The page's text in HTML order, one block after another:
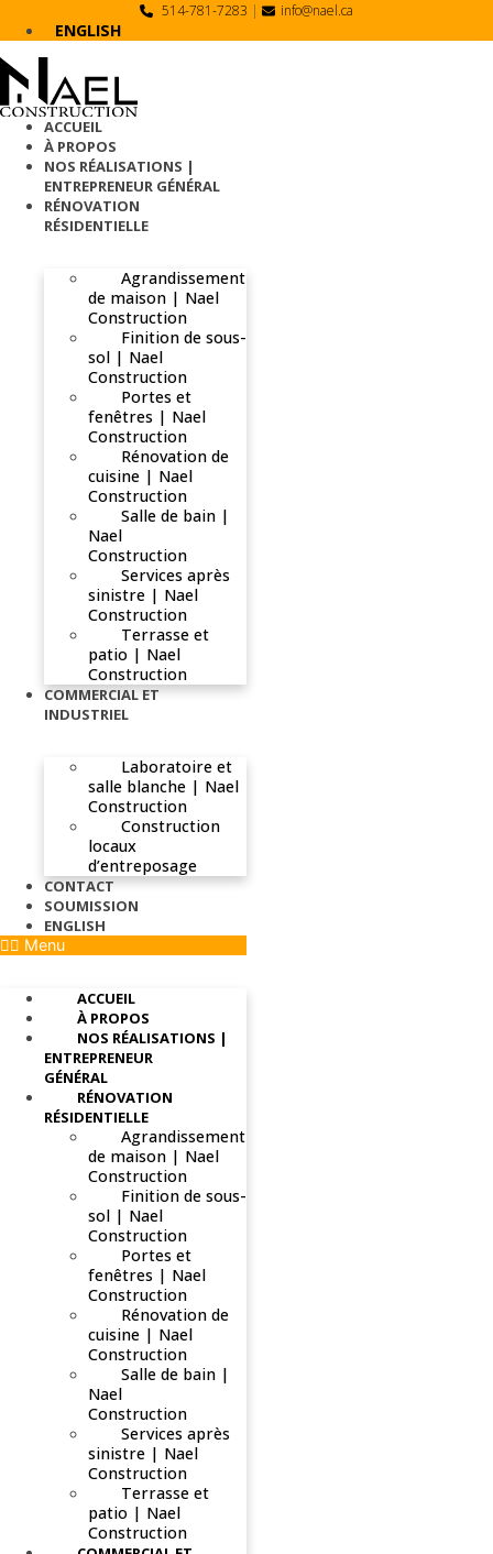
514-781-7283 | info@nael.ca
ENGLISH
ACCUEIL
À PROPOS
NOS RÉALISATIONS |
ENTREPRENEUR GÉNÉRAL
RÉNOVATION
RÉSIDENTIELLE
Agrandissement
de maison | Nael
Construction
Finition de sous-
sol | Nael
Construction
Portes et
fenêtres | Nael
Construction
Rénovation de
cuisine | Nael
Construction
Salle de bain |
Nael
Construction
Services après
sinistre | Nael
Construction
Terrasse et
patio | Nael
Construction
COMMERCIAL ET
INDUSTRIEL
Laboratoire et
salle blanche | Nael
Construction
Construction
locaux
d’entreposage
CONTACT
SOUMISSION
ENGLISH
Menu
ACCUEIL
À PROPOS
NOS RÉALISATIONS |
ENTREPRENEUR
GÉNÉRAL
RÉNOVATION
RÉSIDENTIELLE
Agrandissement
de maison | Nael
Construction
Finition de sous-
sol | Nael
Construction
Portes et
fenêtres | Nael
Construction
Rénovation de
cuisine | Nael
Construction
Salle de bain |
Nael
Construction
Services après
sinistre | Nael
Construction
Terrasse et
patio | Nael
Construction